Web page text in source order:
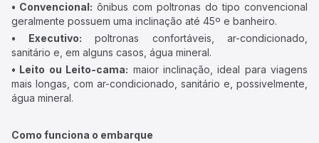
• Convencional: ônibus com poltronas do tipo convencional
geralmente possuem uma inclinação até 45º e banheiro.
• Executivo: poltronas confortáveis, ar-condicionado,
sanitário e, em alguns casos, água mineral.
• Leito ou Leito-cama: maior inclinação, ideal para viagens
mais longas, com ar-condicionado, sanitário e, possivelmente,
água mineral.
Como funciona o embarque